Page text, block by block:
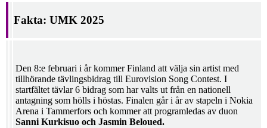
Fakta: UMK 2025
Den 8:e februari i år kommer Finland att välja sin artist med
tillhörande tävlingsbidrag till Eurovision Song Contest. I
startfältet tävlar 6 bidrag som har valts ut från en nationell
antagning som hölls i höstas. Finalen går i år av stapeln i Nokia
Arena i Tammerfors och kommer att programledas av duon
Sanni Kurkisuo och Jasmin Beloued.